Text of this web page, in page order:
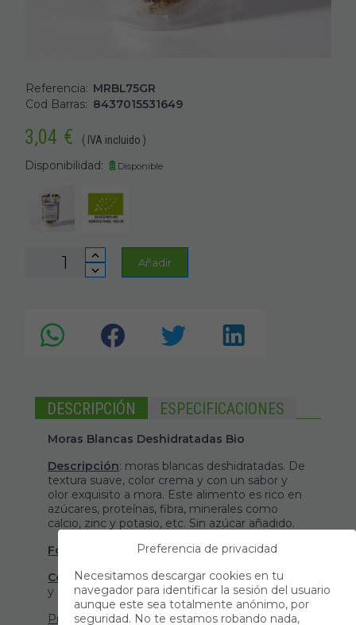
Referencia: MRBL75GR
Cod Barras: 8437015531649
3,04 € ( IVA incluido )
Disponibilidad: Disponible
Añadir
DESCRIPCIÓN ESPECIFICACIONES
Moras Blancas Deshidratadas Bio
Descripción: moras blancas deshidratadas. De
textura suave, color crema y con un sabor y
olor exquisito a mora. Este alimento es rico en
azúcares, proteínas, fibra, minerales como
calcio, zinc y potasio, etc. Sin azúcar añadido.
Formato
: viene presentado en bolsa de 75 g.
Conservación: conservar en ambiente fresco
y seco.
Producto libre de alérgenos.
Preferencia de privacidad
Necesitamos descargar cookies en tu
navegador para identificar la sesión del usuario
aunque este sea totalmente anónimo, por
seguridad. No te estamos robando nada,